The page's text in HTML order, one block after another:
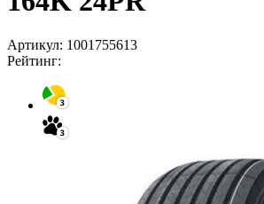
Артикул: 1001755613
Рейтинг: